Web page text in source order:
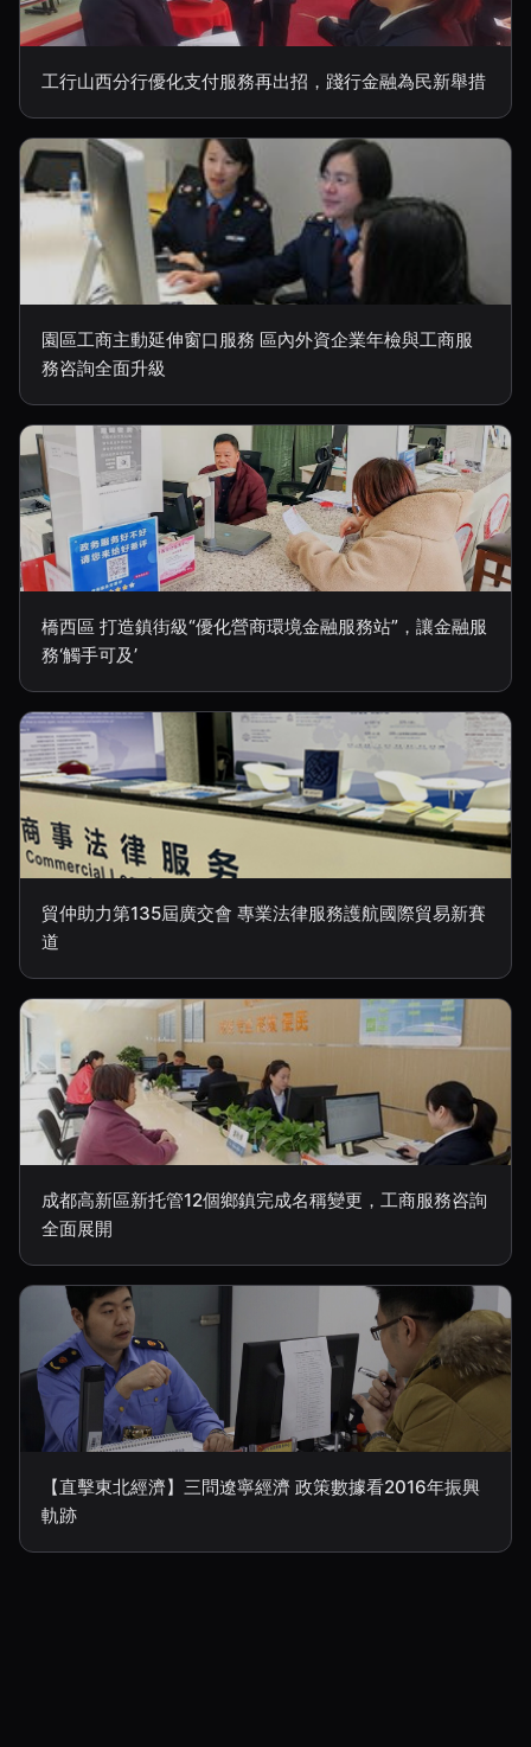
工行山西分行優化支付服務再出招，踐行金融為民新舉措
園區工商主動延伸窗口服務 區內外資企業年檢與工商服
務咨詢全面升級
橋西區 打造鎮街級“優化營商環境金融服務站”，讓金融服
務‘觸手可及’
貿仲助力第135屆廣交會 專業法律服務護航國際貿易新賽
道
成都高新區新托管12個鄉鎮完成名稱變更，工商服務咨詢
全面展開
【直擊東北經濟】三問遼寧經濟 政策數據看2016年振興
軌跡